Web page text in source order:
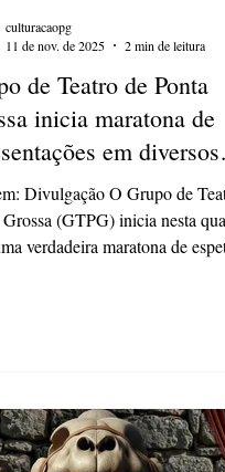
de Teatro de Ponta
inicia maratona de
em diversos
da cidade
Divulgação O Grupo de
(GTPG) inicia nesta
verdadeira maratona de
vem desenvolvendo nos
A programação começa na
19h , com a encenação de
culturacaopg
11 de nov. de 2025
2 min de leitura